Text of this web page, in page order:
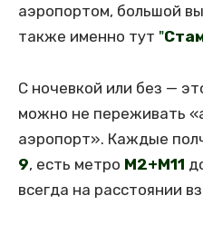
аэропортом, большой
также именно тут "
С ночевкой или без —
можно не переживать
аэропорт». Каждые
9, есть метро М2+М11
всегда на расстоянии